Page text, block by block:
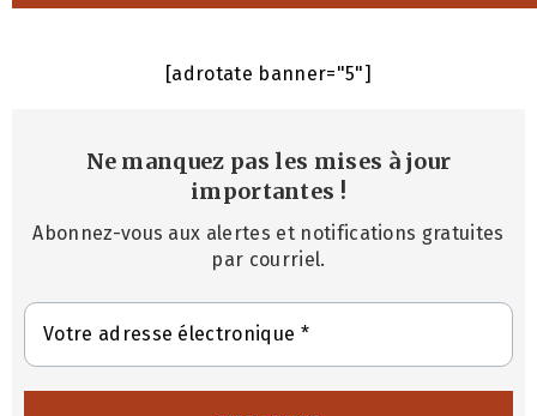
[adrotate banner="5"]
Ne manquez pas les mises à jour
importantes !
Abonnez-vous aux alertes et notifications gratuites
par courriel.